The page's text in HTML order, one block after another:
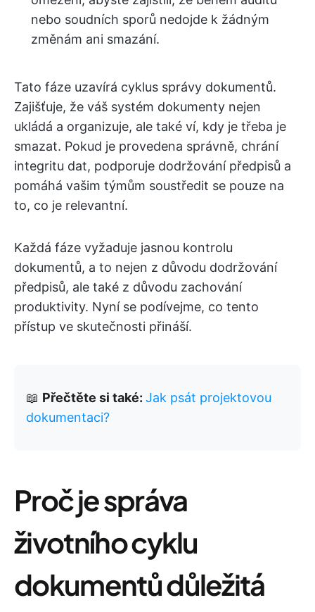
nebo soudních sporů nedojde k žádným
změnám ani smazání.
Tato fáze uzavírá cyklus správy dokumentů.
Zajišťuje, že váš systém dokumenty nejen
ukládá a organizuje, ale také ví, kdy je třeba je
smazat. Pokud je provedena správně, chrání
integritu dat, podporuje dodržování předpisů a
pomáhá vašim týmům soustředit se pouze na
to, co je relevantní.
Každá fáze vyžaduje jasnou kontrolu
dokumentů, a to nejen z důvodu dodržování
předpisů, ale také z důvodu zachování
produktivity. Nyní se podívejme, co tento
přístup ve skutečnosti přináší.
📖 Přečtěte si také: Jak psát projektovou
dokumentaci?
Proč je správa
životního cyklu
dokumentů důležitá